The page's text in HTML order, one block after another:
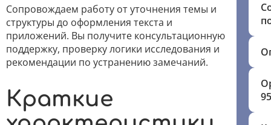
Сопровождаем работу от уточнения темы и
структуры до оформления текста и
приложений. Вы получите консультационную
поддержку, проверку логики исследования и
рекомендации по устранению замечаний.
Краткие